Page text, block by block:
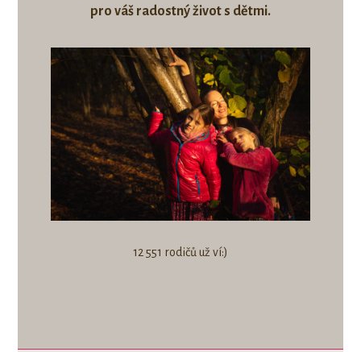
pro váš radostný život s dětmi.
12 551 rodičů už ví:)